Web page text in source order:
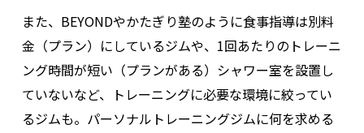
また、BEYONDやかたぎり塾のように食事指導は別料
金（プラン）にしているジムや、1回あたりのトレーニ
ング時間が短い（プランがある）シャワー室を設置し
ていないなど、トレーニングに必要な環境に絞ってい
るジムも。パーソナルトレーニングジムに何を求める